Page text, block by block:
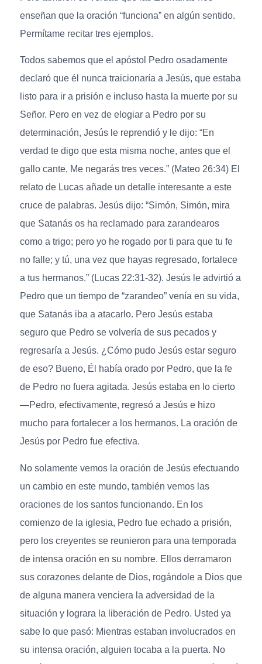
enseñan que la oración “funciona” en algún sentido.
Permítame recitar tres ejemplos.
Todos sabemos que el apóstol Pedro osadamente
declaró que él nunca traicionaría a Jesús, que estaba
listo para ir a prisión e incluso hasta la muerte por su
Señor. Pero en vez de elogiar a Pedro por su
determinación, Jesús le reprendió y le dijo: “En
verdad te digo que esta misma noche, antes que el
gallo cante, Me negarás tres veces.” (Mateo 26:34) El
relato de Lucas añade un detalle interesante a este
cruce de palabras. Jesús dijo: “Simón, Simón, mira
que Satanás os ha reclamado para zarandearos
como a trigo; pero yo he rogado por ti para que tu fe
no falle; y tú, una vez que hayas regresado, fortalece
a tus hermanos.” (Lucas 22:31-32). Jesús le advirtió a
Pedro que un tiempo de “zarandeo” venía en su vida,
que Satanás iba a atacarlo. Pero Jesús estaba
seguro que Pedro se volvería de sus pecados y
regresaría a Jesús. ¿Cómo pudo Jesús estar seguro
de eso? Bueno, Él había orado por Pedro, que la fe
de Pedro no fuera agitada. Jesús estaba en lo cierto
—Pedro, efectivamente, regresó a Jesús e hizo
mucho para fortalecer a los hermanos. La oración de
Jesús por Pedro fue efectiva.
No solamente vemos la oración de Jesús efectuando
un cambio en este mundo, también vemos las
oraciones de los santos funcionando. En los
comienzo de la iglesia, Pedro fue echado a prisión,
pero los creyentes se reunieron para una temporada
de intensa oración en su nombre. Ellos derramaron
sus corazones delante de Dios, rogándole a Dios que
de alguna manera venciera la adversidad de la
situación y lograra la liberación de Pedro. Usted ya
sabe lo que pasó: Mientras estaban involucrados en
su intensa oración, alguien tocaba a la puerta. No